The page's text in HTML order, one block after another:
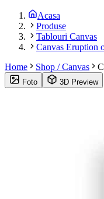
Acasa
Produse
Tablouri Canvas
Canvas Eruption
Home
Shop / Canvas
Foto 3D Preview